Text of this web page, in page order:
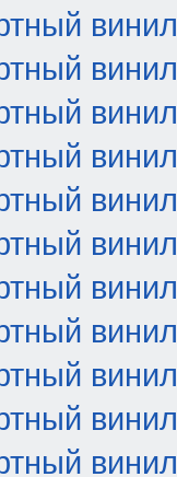
винил
винил
винил
винил
винил
винил
винил
винил
винил
винил
винил